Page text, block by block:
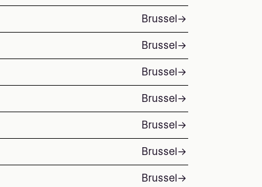
Brussel→
Brussel→
Brussel→
Brussel→
Brussel→
Brussel→
Brussel→